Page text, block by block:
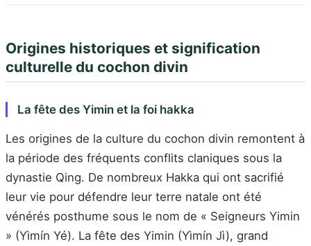
Origines historiques et signification
culturelle du cochon divin
La fête des Yimin et la foi hakka
Les origines de la culture du cochon divin remontent à
la période des fréquents conflits claniques sous la
dynastie Qing. De nombreux Hakka qui ont sacrifié
leur vie pour défendre leur terre natale ont été
vénérés posthume sous le nom de « Seigneurs Yimin
» (Yìmín Yé). La fête des Yimin (Yìmín Jì), grand